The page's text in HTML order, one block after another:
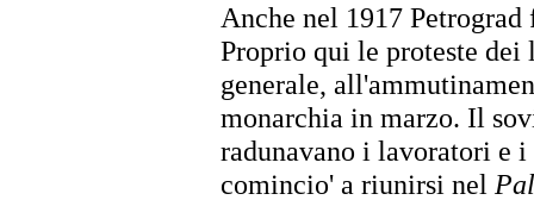
Anche nel 1917
Proprio qui le proteste dei
generale,
monarchia in marzo. Il
radunavano i lavoratori e
comincio' a riunirsi nel